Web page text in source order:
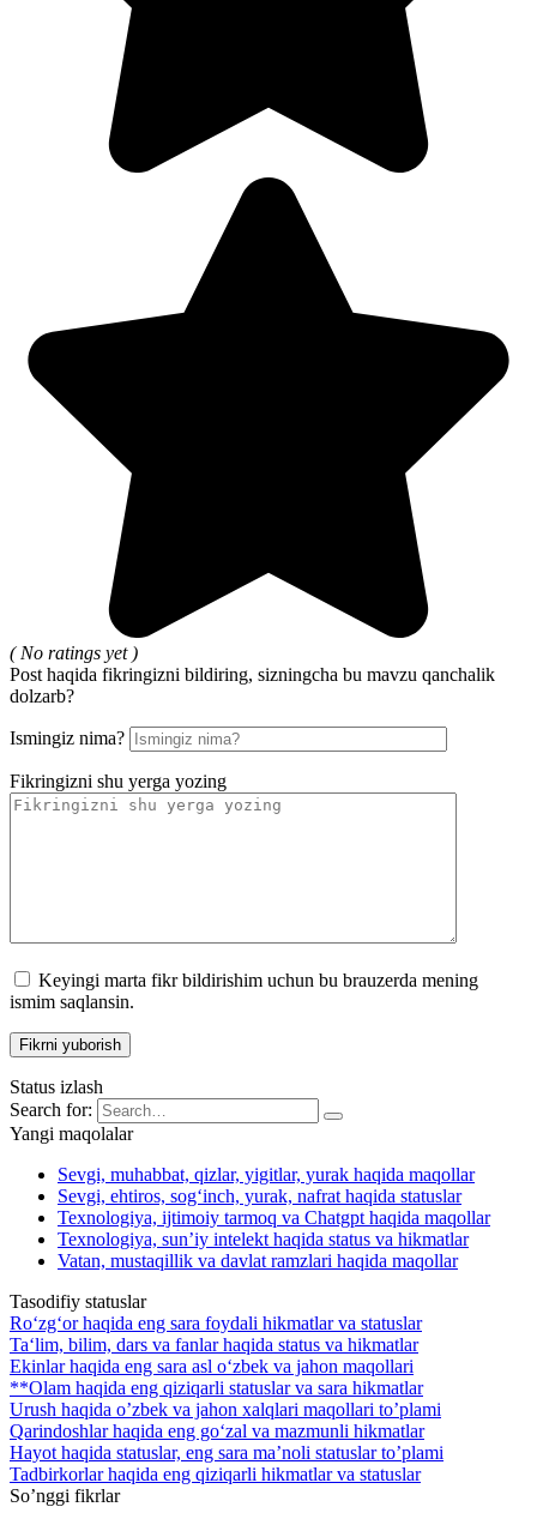
( No ratings yet )
Post haqida fikringizni bildiring, sizningcha bu mavzu qanchalik
dolzarb?
Ismingiz nima?
Fikringizni shu yerga yozing
Keyingi marta fikr bildirishim uchun bu brauzerda mening
ismim saqlansin.
Status izlash
Search for:
Yangi maqolalar
Sevgi, muhabbat, qizlar, yigitlar, yurak haqida maqollar
Sevgi, ehtiros, sog‘inch, yurak, nafrat haqida statuslar
Texnologiya, ijtimoiy tarmoq va Chatgpt haqida maqollar
Texnologiya, sun’iy intelekt haqida status va hikmatlar
Vatan, mustaqillik va davlat ramzlari haqida maqollar
Tasodifiy statuslar
Ro‘zg‘or haqida eng sara foydali hikmatlar va statuslar
Ta‘lim, bilim, dars va fanlar haqida status va hikmatlar
Ekinlar haqida eng sara asl o‘zbek va jahon maqollari
**Olam haqida eng qiziqarli statuslar va sara hikmatlar
Urush haqida o’zbek va jahon xalqlari maqollari to’plami
Qarindoshlar haqida eng go‘zal va mazmunli hikmatlar
Hayot haqida statuslar, eng sara ma’noli statuslar to’plami
Tadbirkorlar haqida eng qiziqarli hikmatlar va statuslar
So’nggi fikrlar